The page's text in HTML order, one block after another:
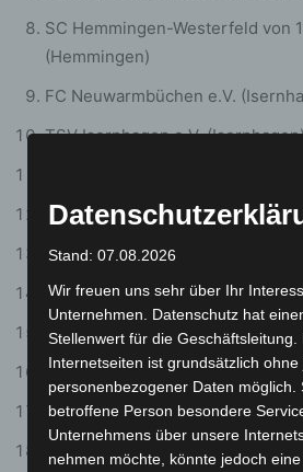
SC Hemmingen-Westerfeld von
(Hemmingen)
FC Neuwarmbüchen e.V.
TSV Isernhagen e.V.
BSV Hannovera Gleidingen e.V.
TSV Krähenwinkel Kaltenweide
Sp.Vg. Hüpede/Oerie e.V.
SG Letter von 1905 e.V. (Seelze)
FC Eldagsen e.V. (Springe)
SG Bredenbeck-Holtensen e.V.
TSV Wennigsen e.V. (Wennigsen)
Stand: 07.08.2026
Wir freuen uns sehr über Ihr
Unternehmen. Datenschutz hat
Stellenwert für die Geschäftsleitung.
Internetseiten ist grundsätzlich ohne
personenbezogener Daten möglich.
betroffene Person besondere
Unternehmens über unsere
nehmen möchte, könnte jedoch